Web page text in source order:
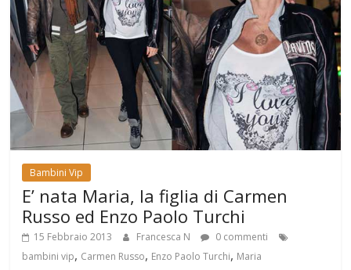
Bambini Vip
E’ nata Maria, la figlia di Carmen
Russo ed Enzo Paolo Turchi
15 Febbraio 2013 Francesca N
0 commenti
bambini vip, Carmen Russo, Enzo Paolo Turchi, Maria